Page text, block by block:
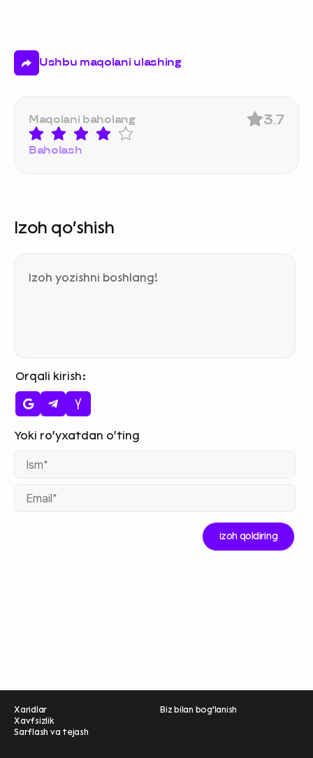
Ushbu maqolani ulashing
Maqolani baholang
Baholash
3.7
Izoh qo‘shish
Orqali kirish
Xaridlar
Xavfsizlik
Sarflash va tejash
Biz bilan bog'lanish